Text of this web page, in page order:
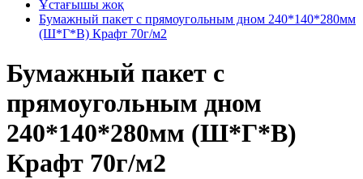
Ұстағышы жоқ
Бумажный пакет с прямоугольным дном 240*140*280мм
(Ш*Г*В) Крафт 70г/м2
Бумажный пакет с
прямоугольным дном
240*140*280мм (Ш*Г*В)
Крафт 70г/м2